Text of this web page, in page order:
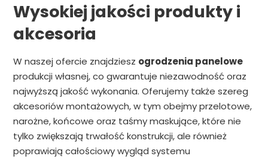
Wysokiej jakości produkty i
akcesoria
W naszej ofercie znajdziesz ogrodzenia panelowe
produkcji własnej, co gwarantuje niezawodność oraz
najwyższą jakość wykonania. Oferujemy także szereg
akcesoriów montażowych, w tym obejmy przelotowe,
narożne, końcowe oraz taśmy maskujące, które nie
tylko zwiększają trwałość konstrukcji, ale również
poprawiają całościowy wygląd systemu